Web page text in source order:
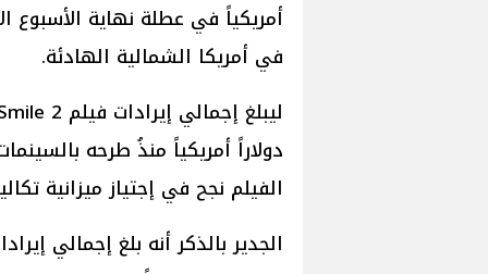
أمريكياً في عطلة نهاية الأسبوع
في أمريكا الشمالية الهادئة.
الفيلم نجح في إجتياز ميزانية تكاليفه